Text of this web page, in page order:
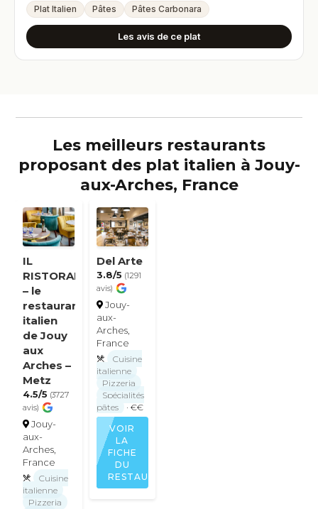
Plat Italien Pâtes Pâtes Carbonara
Les avis de ce plat
Les meilleurs restaurants
proposant des plat italien à Jouy-
aux-Arches, France
IL
RISTORANTE
– le
restaurant
italien
de Jouy
aux
Arches –
Metz
4.5/5 (3727
avis)
Jouy-
aux-
Arches,
France
Cuisine
italienne
Pizzeria
Del Arte
3.8/5 (1291
avis)
Jouy-
aux-
Arches,
France
Cuisine
italienne
Pizzeria
Spécialités
pâtes
· €€
VOIR
LA
FICHE
DU
RESTAURANT